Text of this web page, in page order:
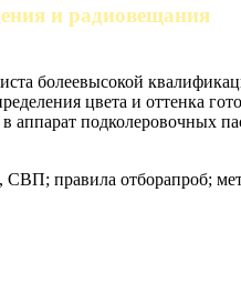
и радиовещания
болеевысокой
цвета и оттенка
подколеровочных
правила отборапроб;